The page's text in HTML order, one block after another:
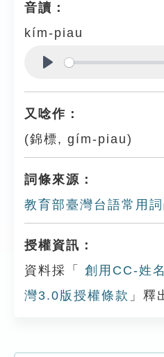
音讀：
kím-piau
又唸作：
(錦標, gím-piau)
詞條來源：
教育部臺灣台語常用
授權資訊：
資料採「
創用CC-姓
灣3.0版授權條款 」釋